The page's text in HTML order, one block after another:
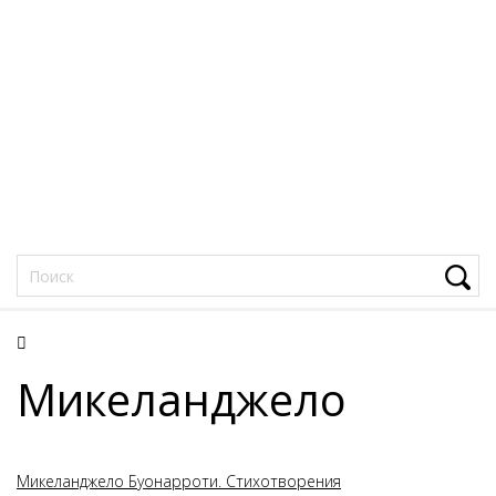
Микеланджело
Микеланджело Буонарроти. Стихотворения